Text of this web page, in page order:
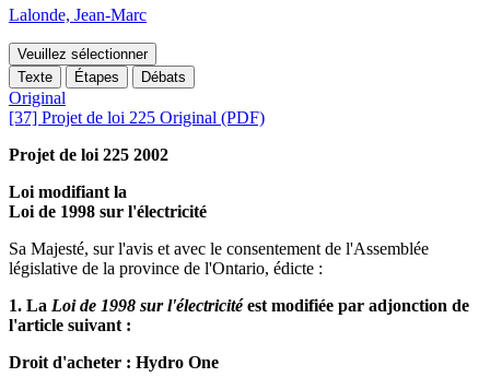
Lalonde, Jean-Marc
Veuillez sélectionner
Texte
Étapes Débats
Original
[37] Projet de loi 225 Original (PDF)
Projet de loi 225 2002
Loi modifiant la
Loi de 1998 sur l'électricité
Sa Majesté, sur l'avis et avec le consentement de l'Assemblée
législative de la province de l'Ontario, édicte :
1. La Loi de 1998 sur l'électricitéest modifiée par adjonction de
l'article suivant :
Droit d'acheter : Hydro One